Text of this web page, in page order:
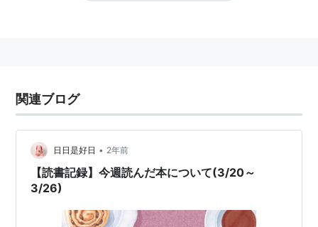
パラダイス ルネッサンス
夜想
ルナティック・シャイン
コバルト文庫
摩天楼ドールシリーズ
魔女の結婚シリーズ
関連ブログ
日日是好日 • 2年前
【読書記録】今週読んだ本について(3/20～
3/26)